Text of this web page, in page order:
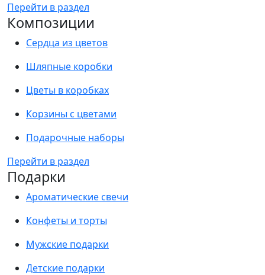
Перейти в раздел
Композиции
Сердца из цветов
Шляпные коробки
Цветы в коробках
Корзины с цветами
Подарочные наборы
Перейти в раздел
Подарки
Ароматические свечи
Конфеты и торты
Мужские подарки
Детские подарки